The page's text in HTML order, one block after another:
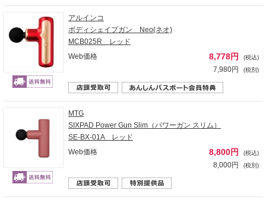
アルインコ
ボディシェイプガン Neo(ネオ)
MCB025R レッド
Web価格
8,778円 (税込)
7,980円 (税別)
MTG
SIXPAD Power Gun Slim（パワーガン スリム）
SE-BX-01A レッド
Web価格
8,800円 (税込)
8,000円 (税別)